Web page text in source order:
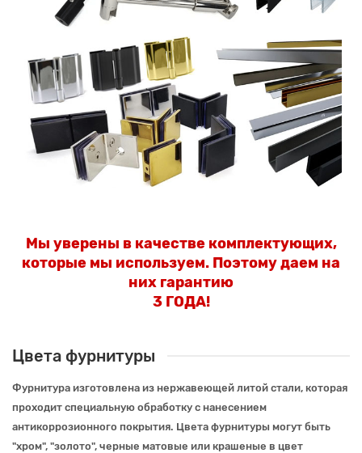
Мы уверены в качестве комплектующих,
которые мы используем. Поэтому даем на
них гарантию
3 ГОДА!
Цвета фурнитуры
Фурнитура изготовлена из нержавеющей литой стали, которая
проходит специальную обработку с нанесением
антикоррозионного покрытия. Цвета фурнитуры могут быть
"хром", "золото", черные матовые или крашеные в цвет